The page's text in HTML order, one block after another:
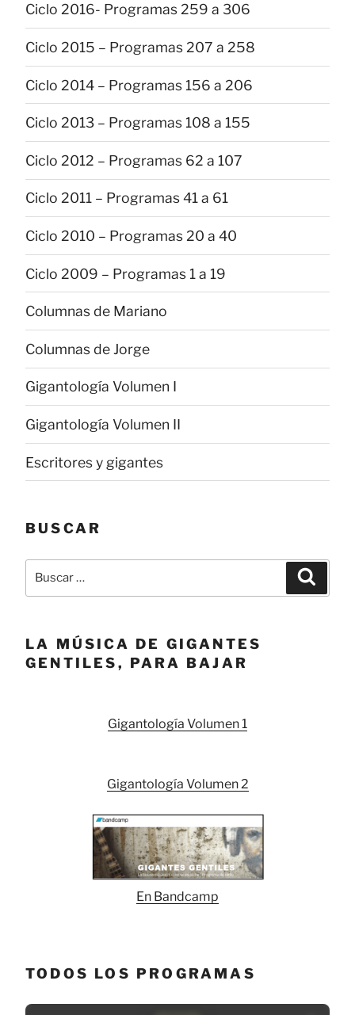
Ciclo 2016- Programas 259 a 306
Ciclo 2015 – Programas 207 a 258
Ciclo 2014 – Programas 156 a 206
Ciclo 2013 – Programas 108 a 155
Ciclo 2012 – Programas 62 a 107
Ciclo 2011 – Programas 41 a 61
Ciclo 2010 – Programas 20 a 40
Ciclo 2009 – Programas 1 a 19
Columnas de Mariano
Columnas de Jorge
Gigantología Volumen I
Gigantología Volumen II
Escritores y gigantes
BUSCAR
Buscar
LA MÚSICA DE GIGANTES
GENTILES, PARA BAJAR
Gigantología Volumen 1
Gigantología Volumen 2
En Bandcamp
TODOS LOS PROGRAMAS